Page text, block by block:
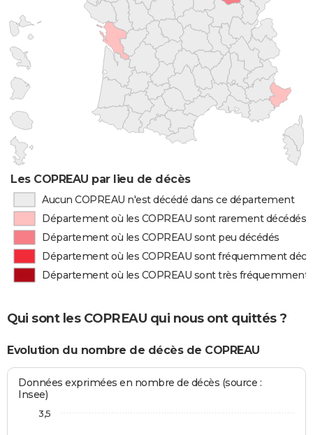
Les COPREAU par lieu de décès
Aucun COPREAU n'est décédé dans ce département
Département où les COPREAU sont rarement décédés
Département où les COPREAU sont peu décédés
Département où les COPREAU sont fréquemment
Département où les COPREAU sont très fréquemment
Qui sont les COPREAU qui nous ont quittés ?
Evolution du nombre de décès de COPREAU
Données exprimées en nombre de décès (source :
Insee)
3,5